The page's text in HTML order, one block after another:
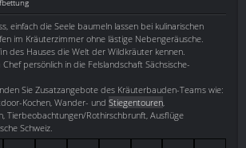
einfach die Seele baumeln lassen bei kulinarischen
im Kräuterzimmer ohne lästige Nebengeräusche.
des Hauses die Welt der Wildkräuter kennen.
persönlich in die Felslandschaft Sächsische-
Sie Zusatzangebote des Kräuterbauden-Teams wie:
Kochen, Wander- und Stiegentouren
Tierbeobachtungen/Rothirschbrunft, Ausflüge
Schweiz.